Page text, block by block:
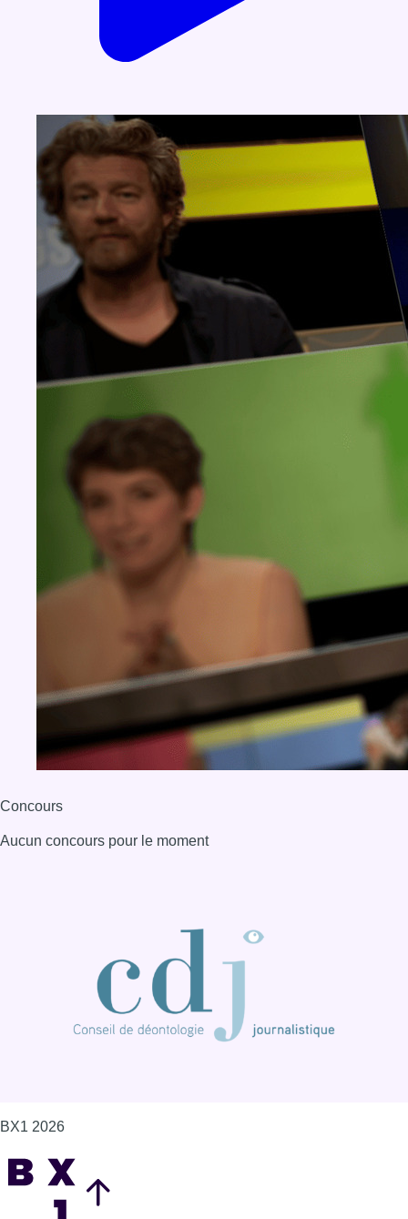
Concours
Aucun concours pour le moment
BX1 2026